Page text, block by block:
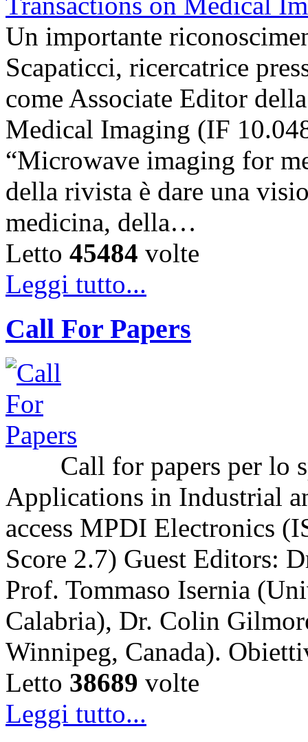
Un importante
Scapaticci, ricercatrice
come Associate Editor
Medical Imaging (IF
“Microwave imaging for
della rivista è dare una
medicina, della…
Letto 45484 volte
Leggi tutto...
Call For Papers
Call for papers per lo
Applications in Industrial
access MPDI Electronics
Score 2.7) Guest Editors:
Prof. Tommaso Isernia
Calabria), Dr. Colin
Winnipeg, Canada).
Letto 38689 volte
Leggi tutto...